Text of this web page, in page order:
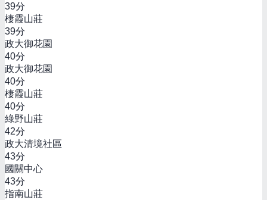
39分
棲霞山莊
39分
政大御花園
40分
政大御花園
40分
棲霞山莊
40分
綠野山莊
42分
政大清境社區
43分
國關中心
43分
指南山莊